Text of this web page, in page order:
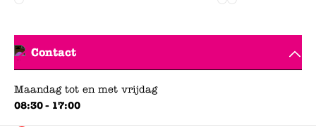
Contact
Maandag tot en met vrijdag
08:30 - 17:00